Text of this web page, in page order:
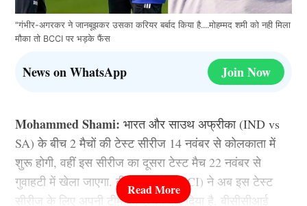
"गंभीर-अगरकर ने जानबूझकर उसका करियर बर्बाद किया है....मोहम्मद शमी को नही मिला
मौका तो BCCI पर भड़के फैंस
News on WhatsApp Join Now
Mohammed Shami: भारत और साउथ अफ्रीका (IND vs
SA) के बीच 2 मैचों की टेस्ट सीरीज 14 नवंबर से कोलकाता में
शुरू होगी, वहीं इस सीरीज का दूसरा टेस्ट मैच 22 नवंबर से
गुवाहटी में खेला जाएगा. बीसीसीआई (BCCI) ने अब इस टेस्ट
सीरीज के लिए अपनी टीम का ऐलान कर दिया है. बीसीसीआई